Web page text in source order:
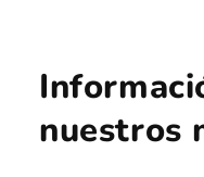
nuestros